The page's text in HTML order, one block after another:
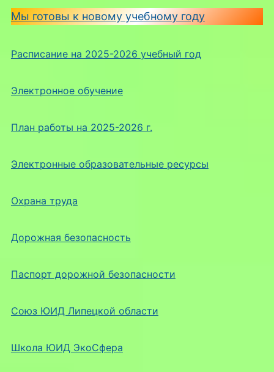
Мы готовы к новому учебному году
Расписание на 2025-2026 учебный год
Электронное обучение
План работы на 2025-2026 г.
Электронные образовательные ресурсы
Охрана труда
Дорожная безопасность
Паспорт дорожной безопасности
Союз ЮИД Липецкой области
Школа ЮИД ЭкоСфера